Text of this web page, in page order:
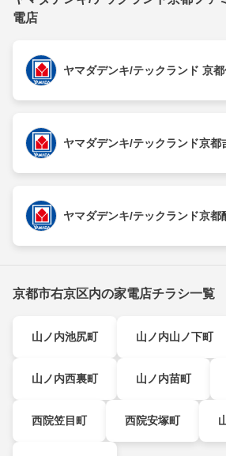
電店
ヤマダデンキ/テックランド 京
ヤマダデンキ/テックランド京都
ヤマダデンキ/テックランド京都
京都市右京区内の家電店チラシ一覧
山ノ内池尻町 山ノ内山ノ下町
山ノ内西裏町 山ノ内苗町
西院笠目町 西院安塚町